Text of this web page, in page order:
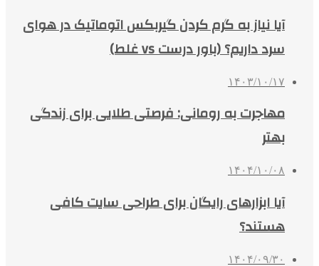
آیا نیاز به گرم کردن گیربکس اتوماتیک در هوای
سرد داریم؟ (باور درست vs غلط)
۱۴۰۳/۱۰/۱۷
مهاجرت به رومانی: فرصتی طلایی برای زندگی
بهتر
۱۴۰۴/۱۰/۰۸
آیا ابزارهای رایگان برای طراحی سایت کافی
هستند؟
۱۴۰۴/۰۹/۳۰